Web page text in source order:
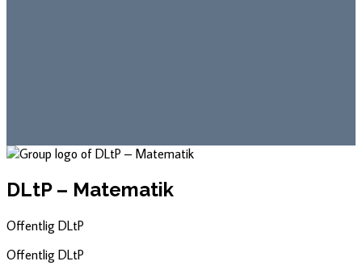
DLtP – Matematik
Offentlig DLtP
Offentlig DLtP